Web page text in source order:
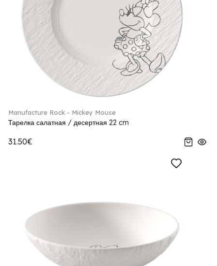
Manufacture Rock - Mickey Mouse
Тарелка салатная / десертная 22 cm
31.50€